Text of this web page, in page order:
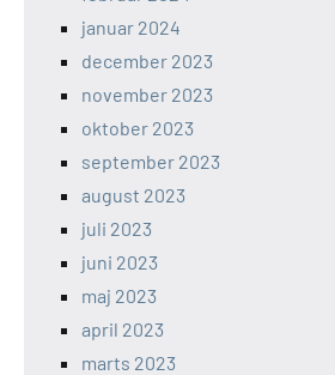
januar 2024
december 2023
november 2023
oktober 2023
september 2023
august 2023
juli 2023
juni 2023
maj 2023
april 2023
marts 2023